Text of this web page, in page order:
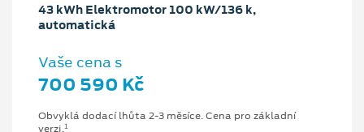
43 kWh Elektromotor 100 kW/136 k,
automatická
Vaše cena s
700 590 Kč
Obvyklá dodací lhůta 2-3 měsíce. Cena pro základní
verzi.1